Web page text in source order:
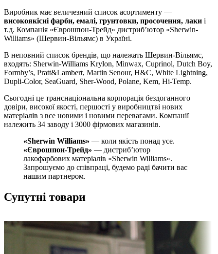
Виробник має величезний список асортименту —
високоякісні фарби, емалі, грунтовки, просочення, лаки і
т.д. Компанія «Єврошпон-Трейд» дистриб’ютор «Sherwin-
Williams» (Шервин-Вільямс) в Україні.
В неповний список брендів, що належать Шервин-Вільямс,
входять: Sherwin-Williams Krylon, Minwax, Cuprinol, Dutch Boy,
Formby’s, Pratt&Lambert, Martin Senour, H&C, White Lightning,
Dupli-Color, SeaGuard, Sher-Wood, Polane, Kem, Hi-Temp.
Сьогодні це транснаціональна корпорація бездоганного
довіри, високої якості, першості у виробництві нових
матеріалів з все новими і новими перевагами. Компанії
належить 34 заводу і 3000 фірмових магазинів.
«Sherwin Williams» — коли якість понад усе.
«Єврошпон-Трейд» — дистриб’ютор
лакофарбових матеріалів «Sherwin Williams».
Запрошуємо до співпраці, будемо раді бачити вас
нашим партнером.
Супутні товари